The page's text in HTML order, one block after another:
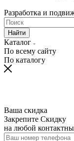
Разработка и
Найти
Каталог
По всему сайту
По каталогу
Ваша скидка
Закрепите Скидку
на любой